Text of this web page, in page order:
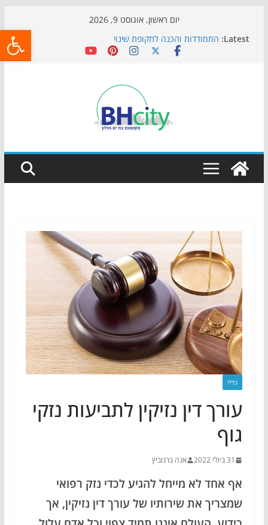
יום ראשון, אוגוסט 9, 2026
Latest: התמודדות והכנה לתקופת שינוי
אי ההרפתקאות ממשיך לכבוש את הגינות: מאות משפחות
כדורגל באווירה מיוחדת: הקרנת גמר המונדיאל בטרמינל
הקיץ של בני הנוער בבת־ים: חוף הריביירה הופך למרחב
בטוח בשעות הערב
כללי
עורך דין נזיקין לתביעות נזקי
גוף
31 ביולי 2022 אנה ברנוביץ
אף אחד לא מייחל להגיע לכדי נזק רפואי
שמצריך את שירותיו של עורך דין נזיקין, אך